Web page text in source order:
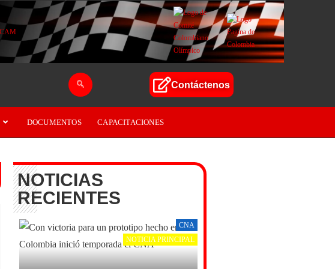
Contáctenos
DOCUMENTOS CAPACITACIONES
NOTICIAS
RECIENTES
CNA
NOTICIA PRINCIPAL